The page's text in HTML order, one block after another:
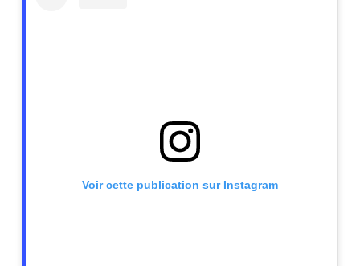
Voir cette publication sur Instagram